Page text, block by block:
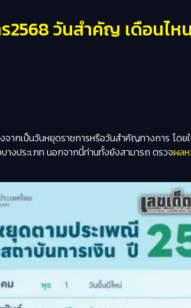
วันสำคัญ เดือนไห
จากเป็นวันหยุดราชการหรือวันสำคัญทางการ โด
างประเภท นอกจากนี้ท่านทั้งยังสามารถ ตรวจผล